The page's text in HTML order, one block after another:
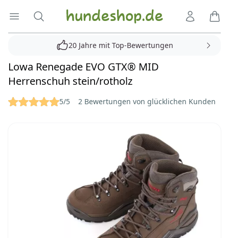
Menü öffnen
Suche Hundeshop.de
20 Jahre mit Top-Bewertungen
Lowa Renegade EVO GTX® MID
Herrenschuh stein/rotholz
Reviews 5/5 2 Bewertungen von glücklichen Kunden